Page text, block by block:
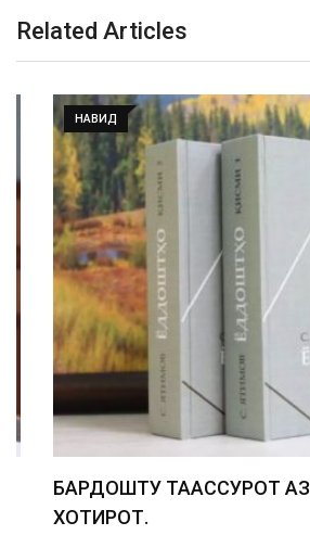
Related Articles
НАВИД
БАРДОШТУ ТААССУРОТ АЗ
ХОТИРОТ.